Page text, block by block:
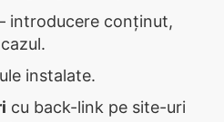
introducere conținut,
instalate.
cu back-link pe site-uri